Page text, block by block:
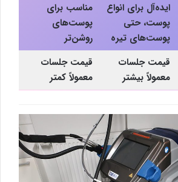
ایده‌آل برای انواع
پوست، حتی
پوست‌های تیره
مناسب برای
پوست‌های
روشن‌تر
قیمت جلسات
معمولاً بیشتر
قیمت جلسات
معمولاً کمتر